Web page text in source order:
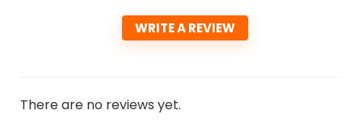
WRITE A REVIEW
There are no reviews yet.